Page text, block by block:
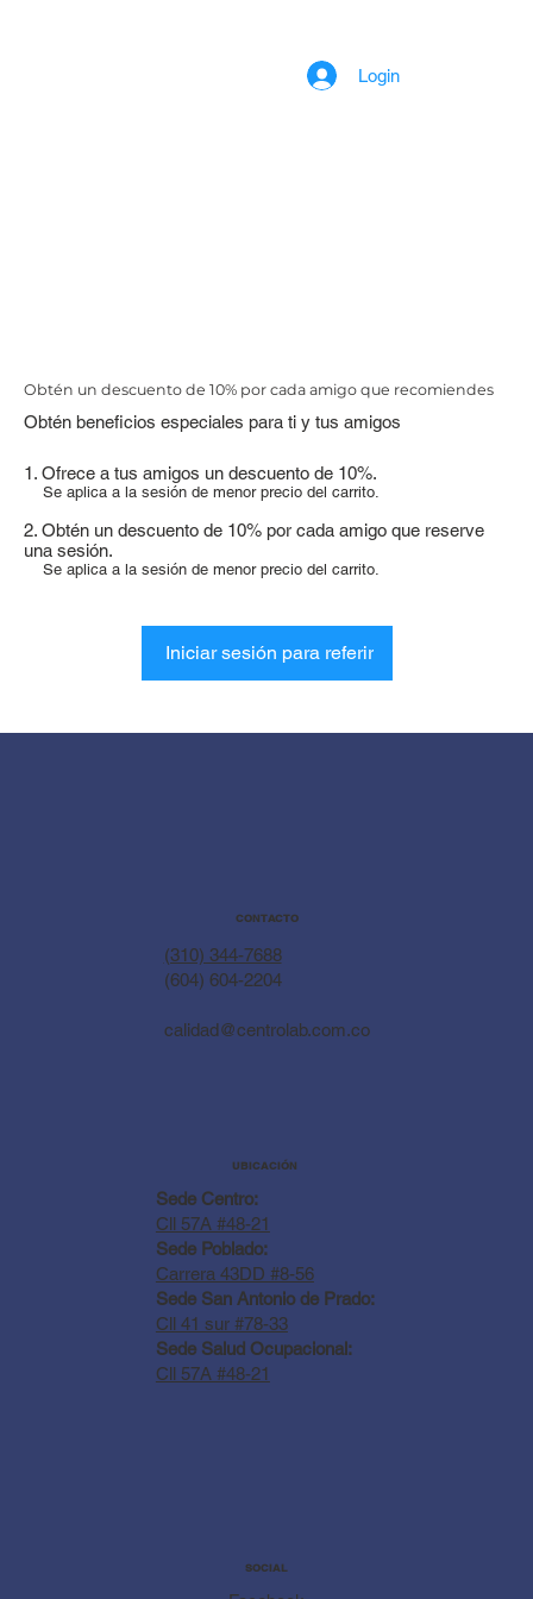
Login
Obtén un descuento de 10% por cada amigo que recomiendes
Obtén beneficios especiales para ti y tus amigos
Ofrece a tus amigos un descuento de 10%.
Se aplica a la sesión de menor precio del carrito.
Obtén un descuento de 10% por cada amigo que reserve
una sesión.
Se aplica a la sesión de menor precio del carrito.
Iniciar sesión para referir
CONTACTO
(310) 344-7688
(604) 604-2204
calidad@centrolab.com.co
UBICACIÓN
Sede Centro:
Cll 57A #48-21
Sede Poblado:
Carrera 43DD #8-56
Sede San Antonio de Prado:
Cll 41 sur #78-33
Sede Salud Ocupacional:
Cll 57A #48-21
SOCIAL